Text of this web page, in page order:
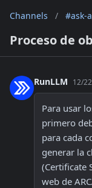
Channels / #ask-
Proceso de
RunLLM 12/
Para usar
primero
para cada
generar la
(Certificate
web de